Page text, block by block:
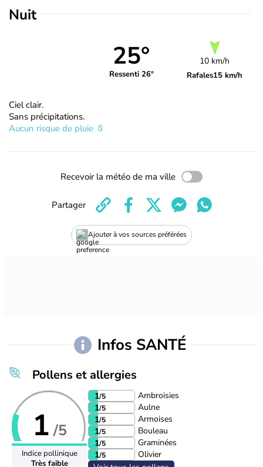
Nuit
25°
Ressenti 26°
10 km/h
Rafales15 km/h
Ciel clair.
Sans précipitations.
Aucun risque de pluie
Recevoir la météo de ma ville
Ajouter à vos sources préférées
Partager
Infos SANTÉ
Pollens et allergies
1 /5
Indice pollinique
Très faible
1/5
Ambroisies
1/5
Aulne
1/5
Armoises
1/5
Bouleau
1/5
Graminées
1/5
Olivier